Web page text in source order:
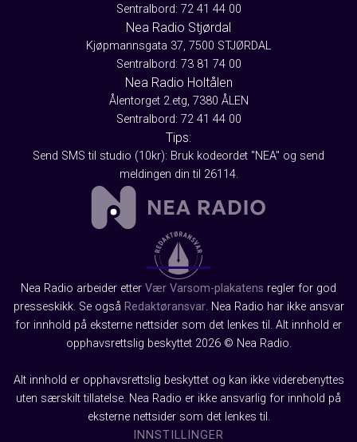
Sentralbord: 72 41 44 00
Nea Radio Stjørdal
Kjøpmannsgata 37, 7500 STJØRDAL
Sentralbord: 73 81 74 00
Nea Radio Holtålen
Ålentorget 2.etg, 7380 ÅLEN
Sentralbord: 72 41 44 00
Tips:
Send SMS til studio (10kr): Bruk kodeordet "NEA" og send
meldingen din til 26114.
Nea Radio arbeider etter Vær Varsom-plakatens regler for god
presseskikk. Se også Redaktøransvar. Nea Radio har ikke ansvar
for innhold på eksterne nettsider som det lenkes til. Alt innhold er
opphavsrettslig beskyttet 2026 © Nea Radio.
Alt innhold er opphavsrettslig beskyttet og kan ikke viderebenyttes
uten særskilt tillatelse. Nea Radio er ikke ansvarlig for innhold på
eksterne nettsider som det lenkes til.
INNSTILLINGER